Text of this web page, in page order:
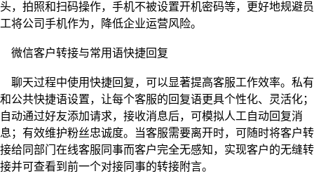
头，拍照和扫码操作，手机不被设置开机密码等，更好地规避员
工将公司手机作为，降低企业运营风险。
微信客户转接与常用语快捷回复
聊天过程中使用快捷回复，可以显著提高客服工作效率。私有
和公共快捷语设置，让每个客服的回复语更具个性化、灵活化；
自动通过好友添加请求，接收消息后，可模拟人工自动回复消
息；有效维护粉丝忠诚度。当客服需要离开时，可随时将客户转
接给同部门在线客服同事而客户完全无感知，实现客户的无缝转
接并可查看到前一个对接同事的转接附言。